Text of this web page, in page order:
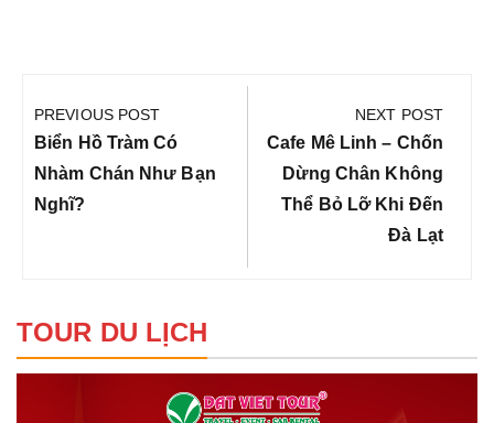
hướng
bài
viết
PREVIOUS POST
Previous
Post:
Biển Hồ Tràm Có
Nhàm Chán Như Bạn
Nghĩ?
NEXT POST
Next
Post:
Cafe Mê Linh – Chốn
Dừng Chân Không
Thể Bỏ Lỡ Khi Đến
Đà Lạt
TOUR DU LỊCH